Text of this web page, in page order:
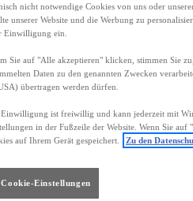
Ausstattung.
Antrieb
nicht notwendige Cookies von uns oder
unserer Website und die Werbung zu
Einwilligung ein.
Sie auf "Alle akzeptieren" klicken, stimmen Sie
Daten zu den genannten Zwecken
übertragen werden dürfen.
ist freiwillig und kann jederzeit mit
in der Fußzeile der Website. Wenn Sie
auf Ihrem Gerät gespeichert.
Zu den
Cookie-Einstellungen